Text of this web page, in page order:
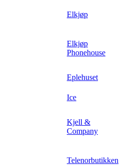
Elkjøp
Elkjøp
Phonehouse
Eplehuset
Ice
Kjell &
Company
Telenorbutikken